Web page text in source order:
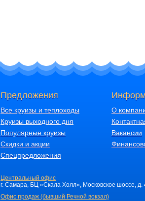
Предложения
Все круизы и теплоходы
Круизы выходного дня
Популярные круизы
Скидки и акции
Спецпредложения
О
Вакансии
Центральный офис
г. Самара, БЦ «Скала Холл», Московское шоссе,
Офис продаж (бывший Речной вокзал)